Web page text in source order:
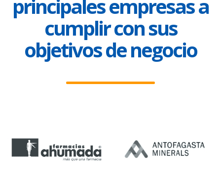
principales empresas a
cumplir con sus
objetivos de negocio